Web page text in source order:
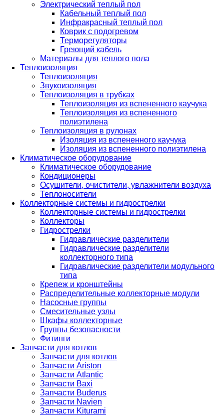
Электрический теплый пол
Кабельный теплый пол
Инфракрасный теплый пол
Коврик с подогревом
Терморегуляторы
Греющий кабель
Материалы для теплого пола
Теплоизоляция
Теплоизоляция
Звукоизоляция
Теплоизоляция в трубках
Теплоизоляция из вспененного каучука
Теплоизоляция из вспененного
полиэтилена
Теплоизоляция в рулонах
Изоляция из вспененного каучука
Изоляция из вспененного полиэтилена
Климатическое оборудование
Климатическое оборудование
Кондиционеры
Осушители, очистители, увлажнители воздуха
Теплоносители
Коллекторные системы и гидрострелки
Коллекторные системы и гидрострелки
Коллекторы
Гидрострелки
Гидравлические разделители
Гидравлические разделители
коллекторного типа
Гидравлические разделители модульного
типа
Крепеж и кронштейны
Распределительные коллекторные модули
Насосные группы
Смесительные узлы
Шкафы коллекторные
Группы безопасности
Фитинги
Запчасти для котлов
Запчасти для котлов
Запчасти Ariston
Запчасти Atlantic
Запчасти Baxi
Запчасти Buderus
Запчасти Navien
Запчасти Kiturami